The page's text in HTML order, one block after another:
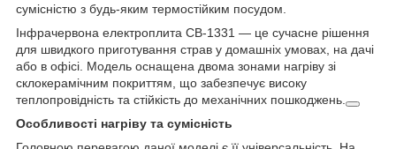
сумісністю з будь-яким термостійким посудом.
Інфрачервона електроплита CB-1331 — це сучасне рішення
для швидкого приготування страв у домашніх умовах, на дачі
або в офісі. Модель оснащена двома зонами нагріву зі
склокерамічним покриттям, що забезпечує високу
теплопровідність та стійкість до механічних пошкоджень.
Особливості нагріву та сумісність